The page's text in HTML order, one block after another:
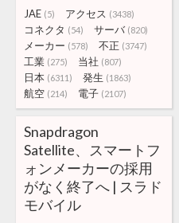
JAE (5) アクセス (3438)
コネクタ (54) サーバ (820)
メーカー (578) 不正 (3747)
工業 (275) 当社 (807)
日本 (6311) 発生 (1863)
航空 (214) 電子 (2107)
Snapdragon
Satellite、スマートフ
ォンメーカーの採用
がなく終了へ | スラド
モバイル